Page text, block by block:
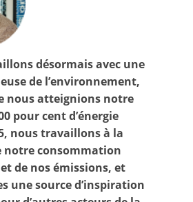
désormais avec une
de l’environnement,
nous atteignions notre
pour cent d’énergie
nous travaillons à la
notre consommation
de nos émissions, et
une source d’inspiration